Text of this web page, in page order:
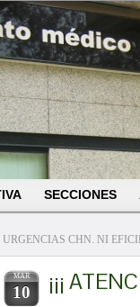
SECCIONES
URGENCIAS CHN. NI
MAR
10 ¡¡¡